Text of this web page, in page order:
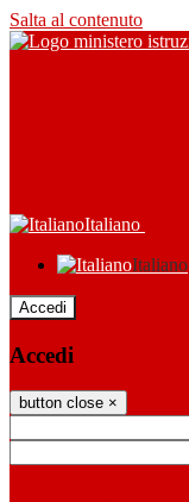
Salta al contenuto
Italiano
Italiano
Accedi
Accedi
button close ×